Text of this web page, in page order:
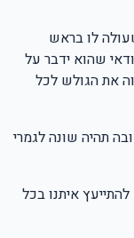
לו בראש
שהוא ידבר על
את הגולש לכל
תהיה שונה לגמרי
איתנו בכל